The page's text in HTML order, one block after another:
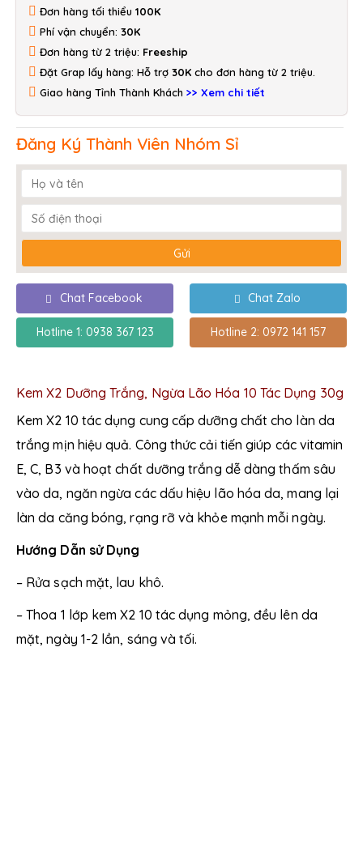
Đơn hàng tối thiểu 100K
Phí vận chuyển: 30K
Đơn hàng từ 2 triệu: Freeship
Đặt Grap lấy hàng: Hỗ trợ 30K cho đơn hàng từ 2 triệu.
Giao hàng Tỉnh Thành Khách >> Xem chi tiết
Đăng Ký Thành Viên Nhóm Sỉ
Chat Facebook Chat Zalo
Hotline 1: 0938 367 123 Hotline 2: 0972 141 157
Kem X2 Dưỡng Trắng, Ngừa Lão Hóa 10 Tác Dụng 30g
Kem X2 10 tác dụng cung cấp dưỡng chất cho làn da
trắng mịn hiệu quả. Công thức cải tiến giúp các vitamin
E, C, B3 và hoạt chất dưỡng trắng dễ dàng thấm sâu
vào da, ngăn ngừa các dấu hiệu lão hóa da, mang lại
làn da căng bóng, rạng rỡ và khỏe mạnh mỗi ngày.
Hướng Dẫn sử Dụng
– Rửa sạch mặt, lau khô.
– Thoa 1 lớp kem X2 10 tác dụng mỏng, đều lên da
mặt, ngày 1-2 lần, sáng và tối.